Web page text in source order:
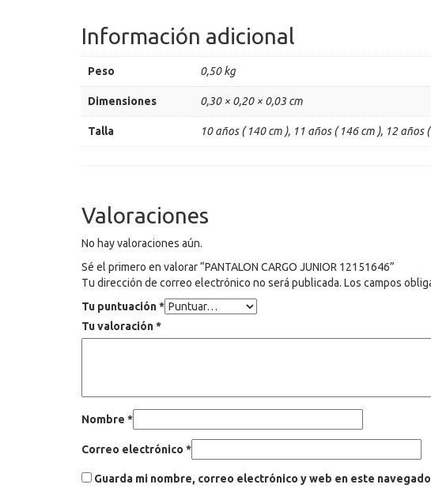
Información adicional
Peso 0,50 kg
Dimensiones 0,30 × 0,20 × 0,03 cm
Talla 10 años ( 140 cm ), 11 años ( 146 cm ), 12
Valoraciones
No hay valoraciones aún.
Sé el primero en valorar “PANTALON CARGO JUNIOR 12151646”
Tu dirección de correo electrónico no será publicada. Los campos
Tu puntuación*
Tu valoración*
Nombre *
Correo electrónico *
Guarda mi nombre, correo electrónico y web en este